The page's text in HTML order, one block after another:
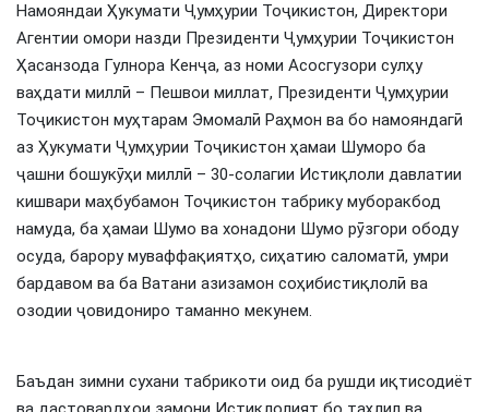
Намояндаи Ҳукумати Ҷумҳурии Тоҷикистон, Директори
Агентии омори назди Президенти Ҷумҳурии Тоҷикистон
Ҳасанзода Гулнора Кенҷа, аз номи Асосгузори сулҳу
ваҳдати миллӣ – Пешвои миллат, Президенти Ҷумҳурии
Тоҷикистон муҳтарам Эмомалӣ Раҳмон ва бо намояндагӣ
аз Ҳукумати Ҷумҳурии Тоҷикистон ҳамаи Шуморо ба
ҷашни бошукӯҳи миллӣ – 30-солагии Истиқлоли давлатии
кишвари маҳбубамон Тоҷикистон табрику муборакбод
намуда, ба ҳамаи Шумо ва хонадони Шумо рӯзгори ободу
осуда, барору муваффақиятҳо, сиҳатию саломатӣ, умри
бардавом ва ба Ватани азизамон соҳибистиқлолӣ ва
озодии ҷовидониро таманно мекунем.
Баъдан зимни сухани табрикоти оид ба рушди иқтисодиёт